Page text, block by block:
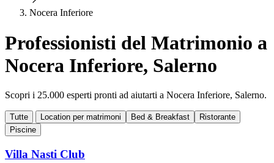
Nocera Inferiore
Professionisti del Matrimonio a
Nocera Inferiore, Salerno
Scopri i 25.000 esperti pronti ad aiutarti a Nocera Inferiore, Salerno.
Tutte Location per matrimoni Bed & Breakfast
Ristorante
Piscine
Villa Nasti Club